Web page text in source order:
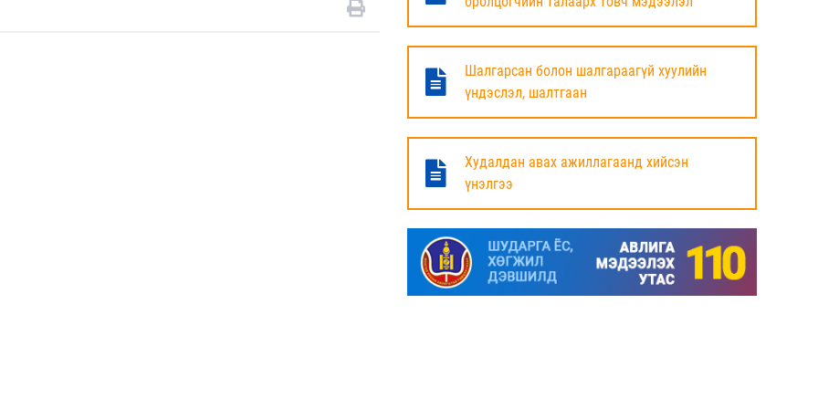
ХҮЛЭЭЛЦЭЖ БАЙНА
6 сар
МАЛ ТООЛЛОГЫН НЭГДСЭН ДҮНГ
ТАНИЛЦУУЛЛАА.
6 сар
НИЙСЛЭЛИЙН ИРГЭДИЙН
ТӨЛӨӨЛӨГЧДИЙН ХУРЛЫН ДАРГА, ЗАСАГ
ДАРГА НАРТАЙ ЦАХИМ УУЛЗАЛТ ХИЙЖ
БАЙНА
Шалгарсан болон шалгараагүй хуулийн
үндэслэл, шалтгаан
Худалдан авах ажиллагаанд хийсэн
үнэлгээ